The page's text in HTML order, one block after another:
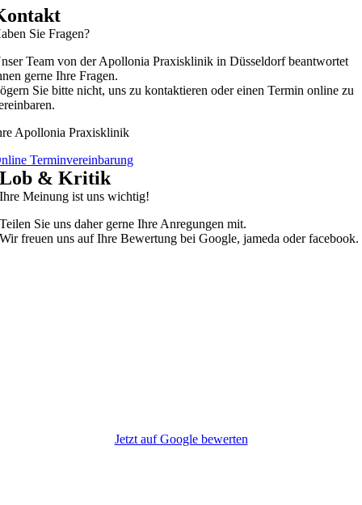
Sie Fragen?
Team von der Apollonia Praxisklinik in Düsseldorf beantwortet
gerne Ihre Fragen.
Sie bitte nicht, uns zu kontaktieren oder einen Termin online zu
Apollonia Praxisklinik
Terminvereinbarung
Lob & Kritik
Ihre Meinung ist uns wichtig!
Teilen Sie uns daher gerne Ihre Anregungen mit.
Wir freuen uns auf Ihre Bewertung bei Google, jameda oder facebook.
Jetzt auf Google bewerten